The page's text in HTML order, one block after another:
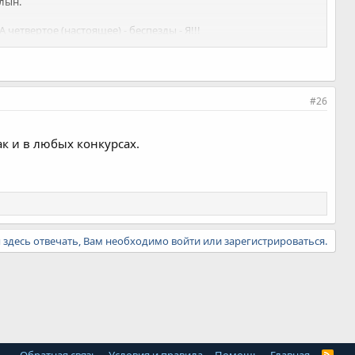
(настоящее) - беспезды - Я!!!
в пороховницах!
#26
и в любых конкурсах.
отвечать, Вам необходимо войти или зарегистрироваться.